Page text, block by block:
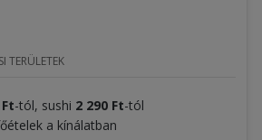
TERÜLETEK
-tól, sushi 2 290 Ft-tól
a kínálatban